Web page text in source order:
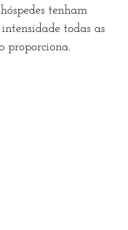
tenham
todas as
proporciona.